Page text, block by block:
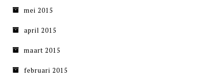
mei 2015
april 2015
maart 2015
februari 2015